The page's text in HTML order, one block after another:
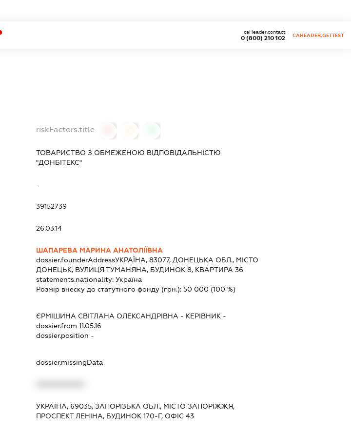
0 (800) 210 102
caHeader.contact
CAHEADER.GETTEST
riskFactors.title
ТОВАРИСТВО З ОБМЕЖЕНОЮ ВІДПОВІДАЛЬНІСТЮ
"ДОНБІТЕКС"
-
39152739
26.03.14
ШАПАРЕВА МАРИНА АНАТОЛІЇВНА
dossier.founderAddressУКРАЇНА, 83077, ДОНЕЦЬКА ОБЛ., МІСТО
ДОНЕЦЬК, ВУЛИЦЯ ТУМАНЯНА, БУДИНОК 8, КВАРТИРА 36
statements.nationality: Україна
Розмір внеску до статутного фонду (грн.): 50 000 (100 %)
ЄРМІШИНА СВІТЛАНА ОЛЕКСАНДРІВНА - КЕРІВНИК -
dossier.from 11.05.16
dossier.position -
dossier.missingData
УКРАЇНА, 69035, ЗАПОРІЗЬКА ОБЛ., МІСТО ЗАПОРІЖЖЯ,
ПРОСПЕКТ ЛЕНІНА, БУДИНОК 170-Г, ОФІС 43